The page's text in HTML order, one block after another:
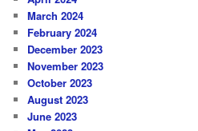
March 2024
February 2024
December 2023
November 2023
October 2023
August 2023
June 2023